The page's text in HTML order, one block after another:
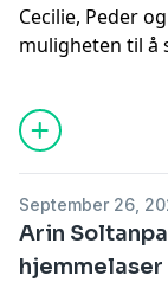
Cecilie, Peder
muligheten til å
seg bakpå
tema i barnas
trenger hjelp til
NRK Radio
September 26,
Arin
hjemmelaser